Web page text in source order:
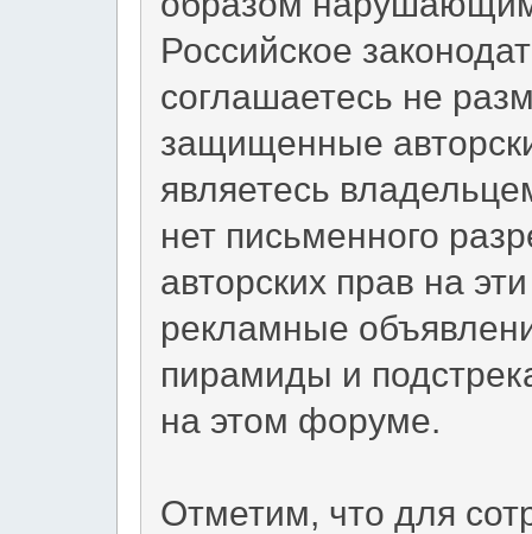
Российское
соглашаетесь не
защищенные
являетесь
нет письменного
авторских прав на
рекламные
пирамиды и
на этом форуме.
Отметим, что для